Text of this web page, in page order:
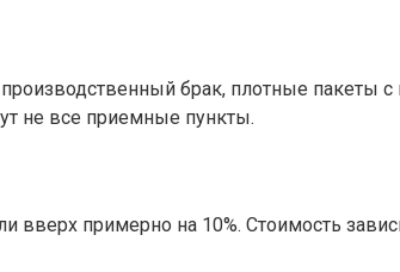
брак, плотные пакеты с
не все приемные пункты.
примерно на 10%. Стоимость